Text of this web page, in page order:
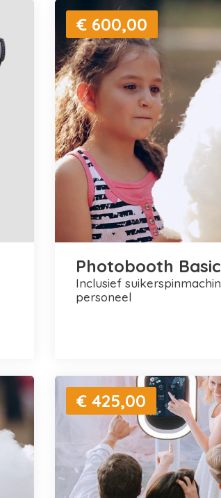
€ 600,00
Photobooth Basic
inclusief suikerspinmachine met
personeel
€ 425,00